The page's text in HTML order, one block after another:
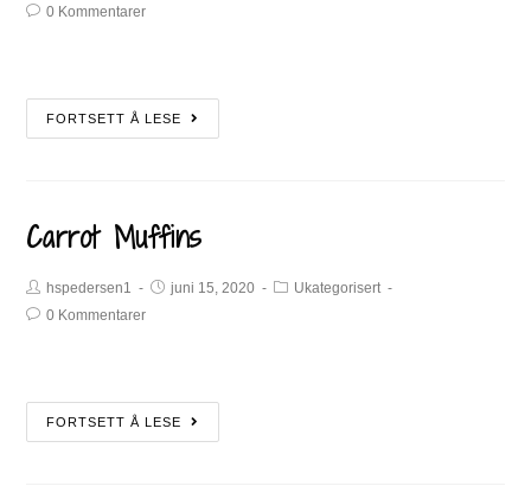
0 Kommentarer
FORTSETT Å LESE
Carrot Muffins
hspedersen1 juni 15, 2020
Ukategorisert
0 Kommentarer
FORTSETT Å LESE